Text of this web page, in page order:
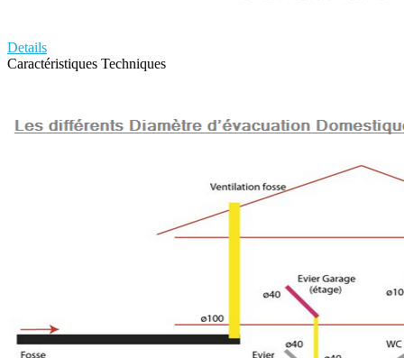
Details
Caractéristiques Techniques